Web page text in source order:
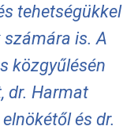
tehetségükkel
is. A
közgyűlésén
dr. Harmat
és dr.